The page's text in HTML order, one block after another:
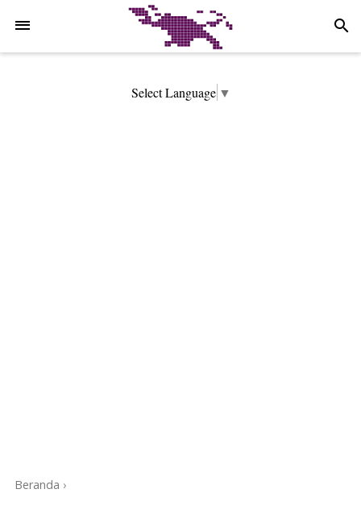
search
Select Language ▼
Beranda ›